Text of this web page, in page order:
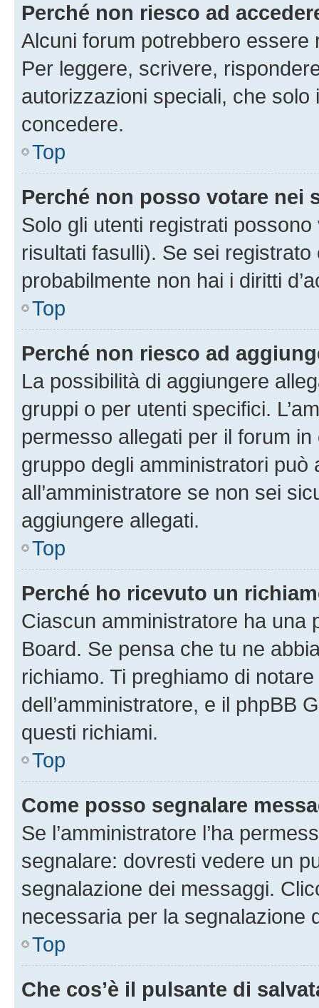
Perché non riesco ad
Alcuni forum potrebbero
Per leggere, scrivere,
autorizzazioni speciali, che solo
concedere.
Top
Perché non posso votare nei
Solo gli utenti registrati
risultati fasulli). Se sei
probabilmente non hai i diritti
Top
Perché non riesco ad
La possibilità di aggiungere
gruppi o per utenti specifici.
permesso allegati per il forum
gruppo degli amministratori può
all’amministratore se non sei
aggiungere allegati.
Top
Perché ho ricevuto un
Ciascun amministratore ha una
Board. Se pensa che tu ne
richiamo. Ti preghiamo di
dell’amministratore, e il phpBB
questi richiami.
Top
Come posso segnalare
Se l’amministratore l’ha
segnalare: dovresti vedere un
segnalazione dei messaggi.
necessaria per la segnalazione
Top
Che cos’è il pulsante di